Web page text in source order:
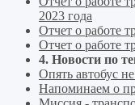
2023 года
Отчет о работе
Отчет о работе
4. Новости по
Опять автобус
Напоминаем о